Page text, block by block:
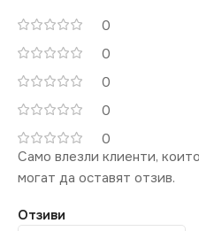
0
0
0
0
0
Отзиви
Само влезли клиенти,
могат да оставят отзив.